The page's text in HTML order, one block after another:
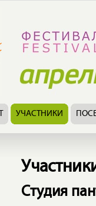
УЧАСТНИКИ
Студия